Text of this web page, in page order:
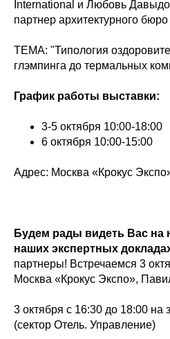
International и Любовь
партнер архитектурного
ТЕМА: "Типология
глэмпинга до термальных
График работы выставки:
3-5 октября 10:00-18:00
6 октября 10:00-15:00
Адрес: Москва «Крокус
Будем рады видеть Вас на
наших экспертных
партнеры! Встречаемся 3
Москва «Крокус Экспо»,
3 октября с 16:30 до 18:00 на
(сектор Отель. Управление)